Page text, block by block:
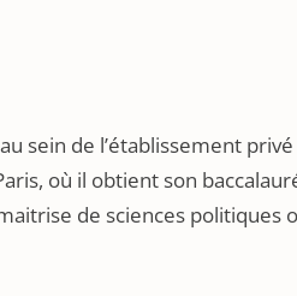
sein de l’établissement
où il obtient son
de sciences politiques